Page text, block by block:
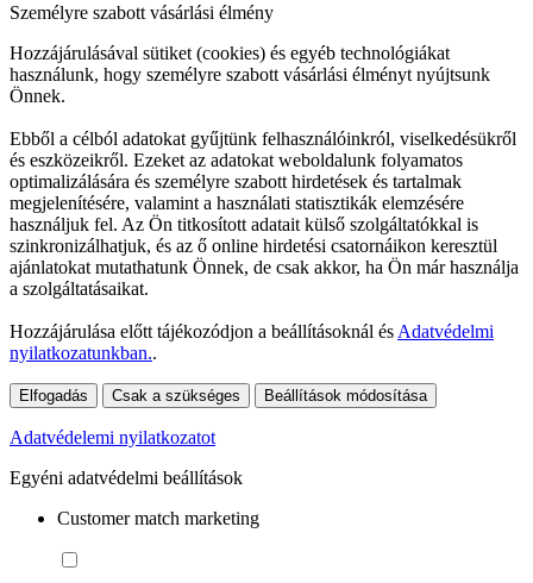
Személyre szabott vásárlási élmény
Hozzájárulásával sütiket (cookies) és egyéb technológiákat
használunk, hogy személyre szabott vásárlási élményt nyújtsunk
Önnek.
Ebből a célból adatokat gyűjtünk felhasználóinkról, viselkedésükről
és eszközeikről. Ezeket az adatokat weboldalunk folyamatos
optimalizálására és személyre szabott hirdetések és tartalmak
megjelenítésére, valamint a használati statisztikák elemzésére
használjuk fel. Az Ön titkosított adatait külső szolgáltatókkal is
szinkronizálhatjuk, és az ő online hirdetési csatornáikon keresztül
ajánlatokat mutathatunk Önnek, de csak akkor, ha Ön már használja
a szolgáltatásaikat.
Hozzájárulása előtt tájékozódjon a beállításoknál és Adatvédelmi
nyilatkozatunkban..
Elfogadás Csak a szükséges Beállítások módosítása
Adatvédelemi nyilatkozatot
Egyéni adatvédelmi beállítások
Customer match marketing